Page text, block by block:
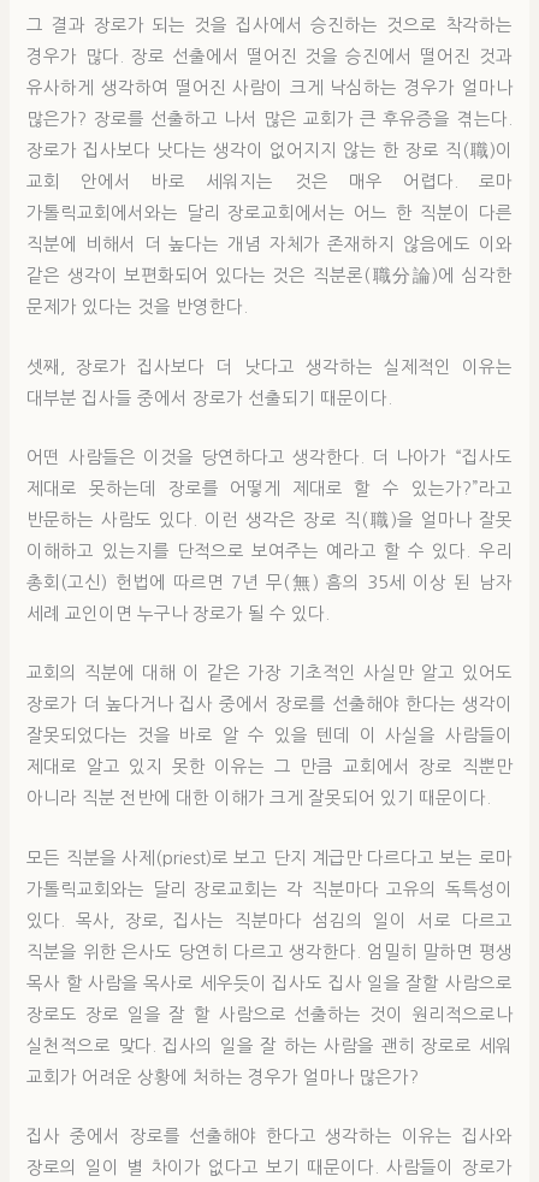
그 결과 장로가 되는 것을 집사에서 승진하는 것으로 착각하는
경우가 많다. 장로 선출에서 떨어진 것을 승진에서 떨어진 것과
유사하게 생각하여 떨어진 사람이 크게 낙심하는 경우가 얼마나
많은가? 장로를 선출하고 나서 많은 교회가 큰 후유증을 겪는다.
장로가 집사보다 낫다는 생각이 없어지지 않는 한 장로 직(職)이
교회 안에서 바로 세워지는 것은 매우 어렵다. 로마
가톨릭교회에서와는 달리 장로교회에서는 어느 한 직분이 다른
직분에 비해서 더 높다는 개념 자체가 존재하지 않음에도 이와
같은 생각이 보편화되어 있다는 것은 직분론(職分論)에 심각한
문제가 있다는 것을 반영한다.
셋째, 장로가 집사보다 더 낫다고 생각하는 실제적인 이유는
대부분 집사들 중에서 장로가 선출되기 때문이다.
어떤 사람들은 이것을 당연하다고 생각한다. 더 나아가 “집사도
제대로 못하는데 장로를 어떻게 제대로 할 수 있는가?”라고
반문하는 사람도 있다. 이런 생각은 장로 직(職)을 얼마나 잘못
이해하고 있는지를 단적으로 보여주는 예라고 할 수 있다. 우리
총회(고신) 헌법에 따르면 7년 무(無) 흠의 35세 이상 된 남자
세례 교인이면 누구나 장로가 될 수 있다.
교회의 직분에 대해 이 같은 가장 기초적인 사실만 알고 있어도
장로가 더 높다거나 집사 중에서 장로를 선출해야 한다는 생각이
잘못되었다는 것을 바로 알 수 있을 텐데 이 사실을 사람들이
제대로 알고 있지 못한 이유는 그 만큼 교회에서 장로 직뿐만
아니라 직분 전반에 대한 이해가 크게 잘못되어 있기 때문이다.
모든 직분을 사제(priest)로 보고 단지 계급만 다르다고 보는 로마
가톨릭교회와는 달리 장로교회는 각 직분마다 고유의 독특성이
있다. 목사, 장로, 집사는 직분마다 섬김의 일이 서로 다르고
직분을 위한 은사도 당연히 다르고 생각한다. 엄밀히 말하면 평생
목사 할 사람을 목사로 세우듯이 집사도 집사 일을 잘할 사람으로
장로도 장로 일을 잘 할 사람으로 선출하는 것이 원리적으로나
실천적으로 맞다. 집사의 일을 잘 하는 사람을 괜히 장로로 세워
교회가 어려운 상황에 처하는 경우가 얼마나 많은가?
집사 중에서 장로를 선출해야 한다고 생각하는 이유는 집사와
장로의 일이 별 차이가 없다고 보기 때문이다. 사람들이 장로가